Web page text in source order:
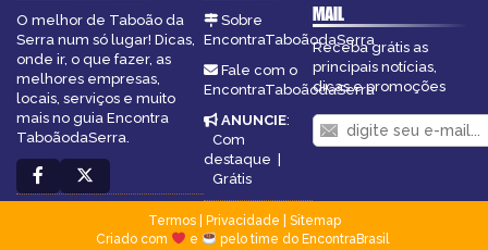
O melhor de Taboão da
Serra num só lugar! Dicas,
onde ir, o que fazer, as
melhores empresas,
locais, serviços e muito
mais no guia Encontra
TaboãodaSerra.
Sobre
EncontraTaboãodaSerra
Fale com o
EncontraTaboãodaSerra
ANUNCIE:
Com
destaque |
Grátis
MAIL
Receba grátis as
principais notícias,
dicas e promoções
Termos| Privacidade
Sitemap
Criado com
e pelo time do EncontraBrasil